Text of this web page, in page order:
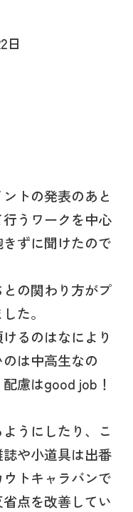
日
トの発表のあと
うワークを中心
ずに聞けたので
の関わり方がプ
た。
るのはなにより
は中高生なの
慮はgood job！
うにしたり、こ
や小道具は出番
トキャラバンで
点を改善してい